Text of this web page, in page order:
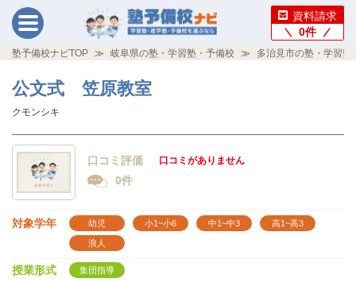
資料請求
0件
塾予備校ナビTOP 岐阜県の塾・学習塾・予備校 多治見市の塾・学習塾
公文式 笠原教室
クモンシキ
口コミ評価 口コミがありません
0件
対象学年 幼児 小1~小6 中1~中3 高1~高3
浪人
授業形式 集団指導